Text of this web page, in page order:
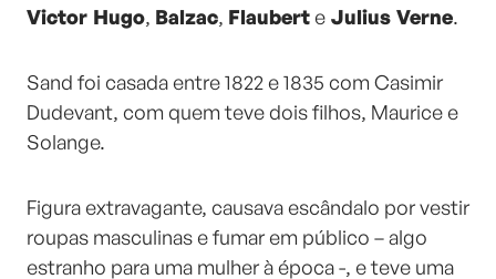
Victor Hugo, Balzac, Flauberte Julius Verne.
Sand foi casada entre 1822 e 1835 com Casimir
Dudevant, com quem teve dois filhos, Maurice e
Solange.
Figura extravagante, causava escândalo por vestir
roupas masculinas e fumar em público – algo
estranho para uma mulher à época -, e teve uma